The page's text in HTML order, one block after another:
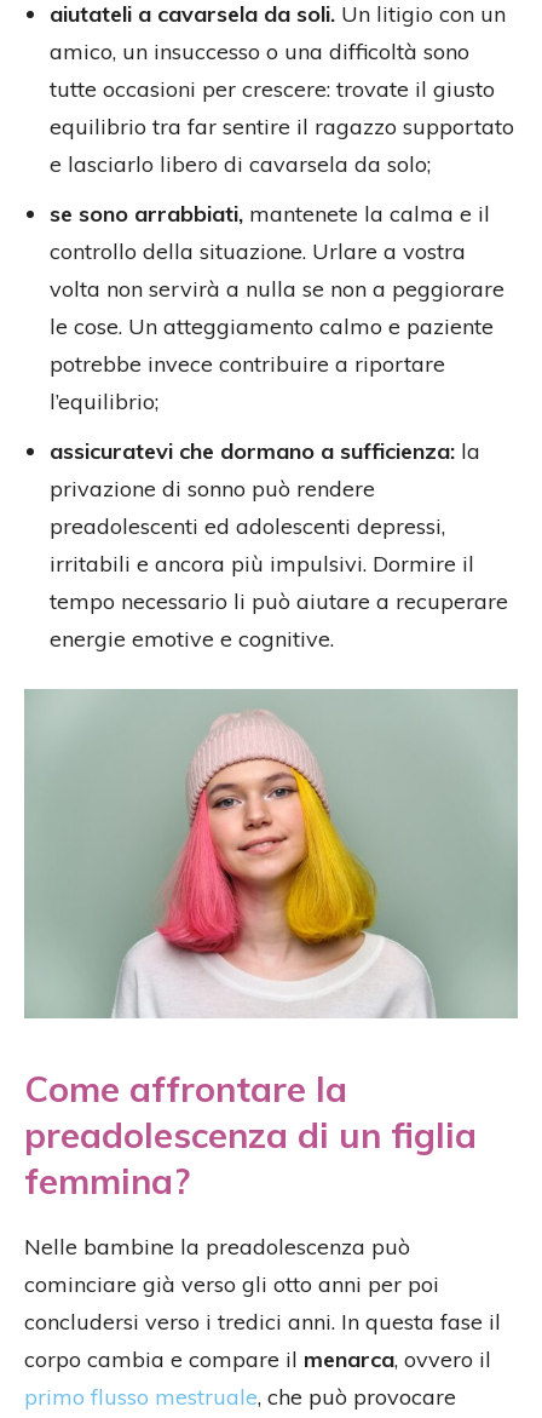
aiutateli a cavarsela da soli. Un litigio con un
amico, un insuccesso o una difficoltà sono
tutte occasioni per crescere: trovate il giusto
equilibrio tra far sentire il ragazzo supportato
e lasciarlo libero di cavarsela da solo;
se sono arrabbiati, mantenete la calma e il
controllo della situazione. Urlare a vostra
volta non servirà a nulla se non a peggiorare
le cose. Un atteggiamento calmo e paziente
potrebbe invece contribuire a riportare
l’equilibrio;
assicuratevi che dormano a sufficienza: la
privazione di sonno può rendere
preadolescenti ed adolescenti depressi,
irritabili e ancora più impulsivi. Dormire il
tempo necessario li può aiutare a recuperare
energie emotive e cognitive.
Come affrontare la
preadolescenza di un figlia
femmina?
Nelle bambine la preadolescenza può
cominciare già verso gli otto anni per poi
concludersi verso i tredici anni. In questa fase il
corpo cambia e compare il menarca, ovvero il
primo flusso mestruale, che può provocare